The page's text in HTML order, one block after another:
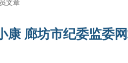
文章
康 廊坊市纪委监委